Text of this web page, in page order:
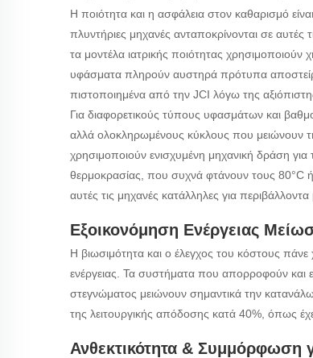
Η ποιότητα και η ασφάλεια στον καθαρισμό
πλυντήριες μηχανές ανταποκρίνονται σε αυτές
τα μοντέλα ιατρικής ποιότητας χρησιμοποιούν
υφάσματα πληρούν αυστηρά πρότυπα
πιστοποιημένα από την JCI λόγω της
Για διαφορετικούς τύπους υφασμάτων και
αλλά ολοκληρωμένους κύκλους που μειώνουν
χρησιμοποιούν ενισχυμένη μηχανική δράση
θερμοκρασίας, που συχνά φτάνουν τους 80°C
αυτές τις μηχανές κατάλληλες για περιβάλλοντα
Εξοικονόμηση Ενέργειας
Η βιωσιμότητα και ο έλεγχος του κόστους πάνε
ενέργειας. Τα συστήματα που απορροφούν και
στεγνώματος μειώνουν σημαντικά την
της λειτουργικής απόδοσης κατά 40%, όπως
Ανθεκτικότητα & Συμμόρφωση